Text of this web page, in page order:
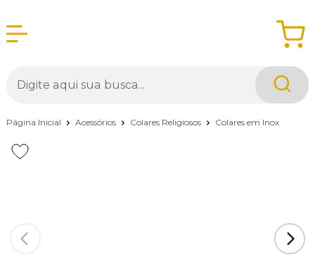
Página Inicial Acessórios Colares Religiosos Colares em Inox